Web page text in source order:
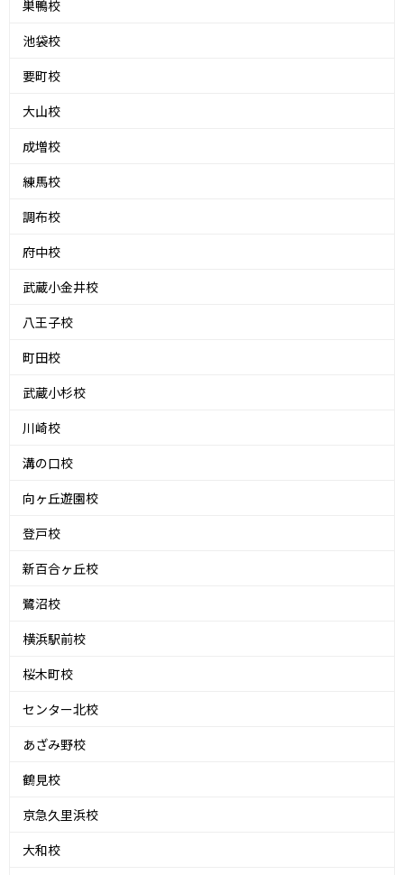
巣鴨校
池袋校
要町校
大山校
成増校
練馬校
調布校
府中校
武蔵小金井校
八王子校
町田校
武蔵小杉校
川崎校
溝の口校
向ヶ丘遊園校
登戸校
新百合ヶ丘校
鷺沼校
横浜駅前校
桜木町校
センター北校
あざみ野校
鶴見校
京急久里浜校
大和校